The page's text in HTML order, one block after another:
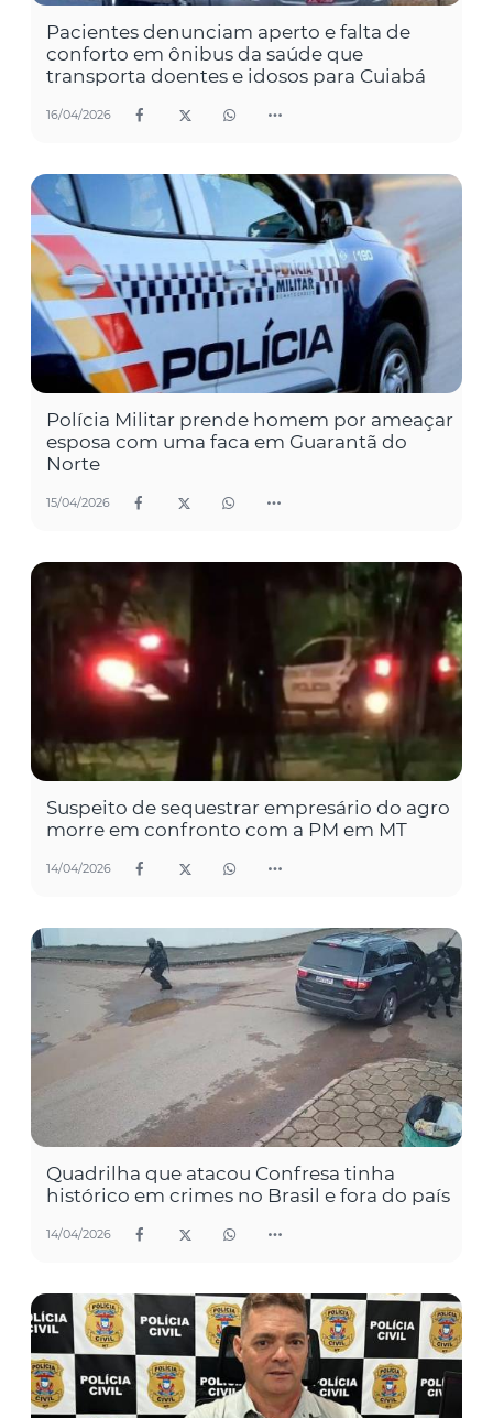
Pacientes denunciam aperto e falta de
conforto em ônibus da saúde que
transporta doentes e idosos para Cuiabá
16/04/2026
Polícia Militar prende homem por ameaçar
esposa com uma faca em Guarantã do
Norte
15/04/2026
Suspeito de sequestrar empresário do agro
morre em confronto com a PM em MT
14/04/2026
Quadrilha que atacou Confresa tinha
histórico em crimes no Brasil e fora do país
14/04/2026